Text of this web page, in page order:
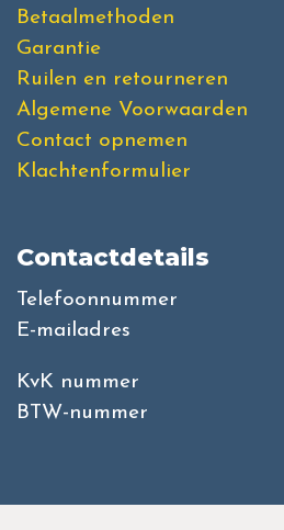
Betaalmethoden
Garantie
Ruilen en retourneren
Algemene Voorwaarden
Contact opnemen
Klachtenformulier
Contactdetails
Telefoonnummer
E-mailadres
KvK nummer
BTW-nummer